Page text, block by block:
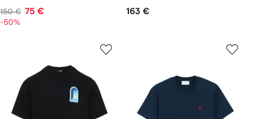
150 € 75 €
-50%
163 €